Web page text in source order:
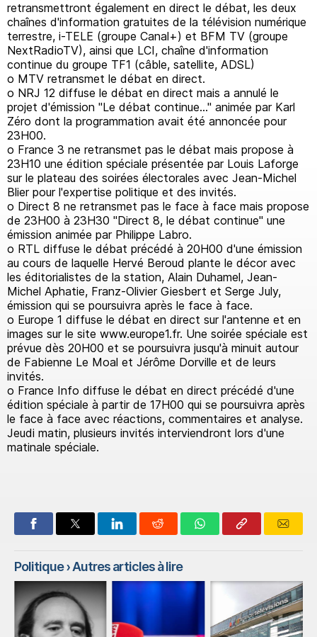
retransmettront également en direct le débat, les deux
chaînes d'information gratuites de la télévision numérique
terrestre, i-TELE (groupe Canal+) et BFM TV (groupe
NextRadioTV), ainsi que LCI, chaîne d'information
continue du groupe TF1 (câble, satellite, ADSL)
o MTV retransmet le débat en direct.
o NRJ 12 diffuse le débat en direct mais a annulé le
projet d'émission "Le débat continue..." animée par Karl
Zéro dont la programmation avait été annoncée pour
23H00.
o France 3 ne retransmet pas le débat mais propose à
23H10 une édition spéciale présentée par Louis Laforge
sur le plateau des soirées électorales avec Jean-Michel
Blier pour l'expertise politique et des invités.
o Direct 8 ne retransmet pas le face à face mais propose
de 23H00 à 23H30 "Direct 8, le débat continue" une
émission animée par Philippe Labro.
o RTL diffuse le débat précédé à 20H00 d'une émission
au cours de laquelle Hervé Beroud plante le décor avec
les éditorialistes de la station, Alain Duhamel, Jean-
Michel Aphatie, Franz-Olivier Giesbert et Serge July,
émission qui se poursuivra après le face à face.
o Europe 1 diffuse le débat en direct sur l'antenne et en
images sur le site www.europe1.fr. Une soirée spéciale est
prévue dès 20H00 et se poursuivra jusqu'à minuit autour
de Fabienne Le Moal et Jérôme Dorville et de leurs
invités.
o France Info diffuse le débat en direct précédé d'une
édition spéciale à partir de 17H00 qui se poursuivra après
le face à face avec réactions, commentaires et analyse.
Jeudi matin, plusieurs invités interviendront lors d'une
matinale spéciale.
Politique› Autres articles à lire